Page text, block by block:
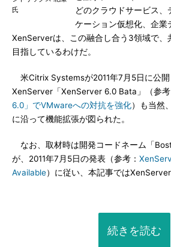
氏
どのクラウドサービス、
ケーション仮想化、企業
XenServerは、この融合し合う3領域で、
目指しているわけだ。
米Citrix Systemsが2011年7月5日に公開
XenServer「XenServer 6.0 Bata」（参考
6.0」でVMwareへの対抗を強化）も当然
に沿って機能拡張が図られた。
なお、取材時は開発コードネーム「
が、2011年7月5日の発表（参考：
Available）に従い、本記事では
続きを読む